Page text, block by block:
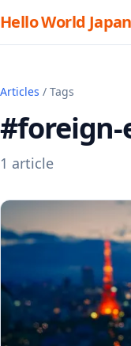
Hello World Japan
Articles / Tags
#foreign-
1 article